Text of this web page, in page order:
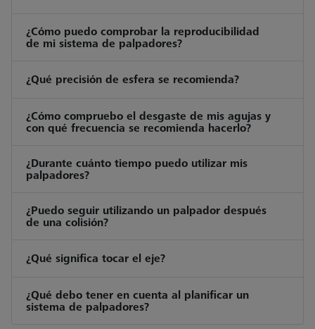
¿Cómo puedo comprobar la reproducibilidad
de mi sistema de palpadores?
¿Qué precisión de esfera se recomienda?
¿Cómo compruebo el desgaste de mis agujas y
con qué frecuencia se recomienda hacerlo?
¿Durante cuánto tiempo puedo utilizar mis
palpadores?
¿Puedo seguir utilizando un palpador después
de una colisión?
¿Qué significa tocar el eje?
¿Qué debo tener en cuenta al planificar un
sistema de palpadores?